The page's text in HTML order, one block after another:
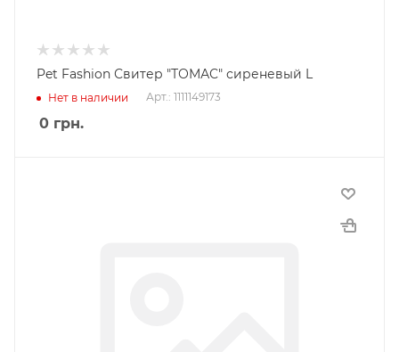
Pet Fashion Свитер "ТОМАС" сиреневый L
Нет в наличии Арт.: 1111149173
0 грн.